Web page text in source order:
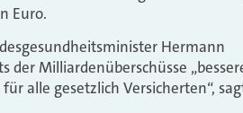
Euro.
Hermann
der Milliardenüberschüsse
alle gesetzlich Versicherten“,